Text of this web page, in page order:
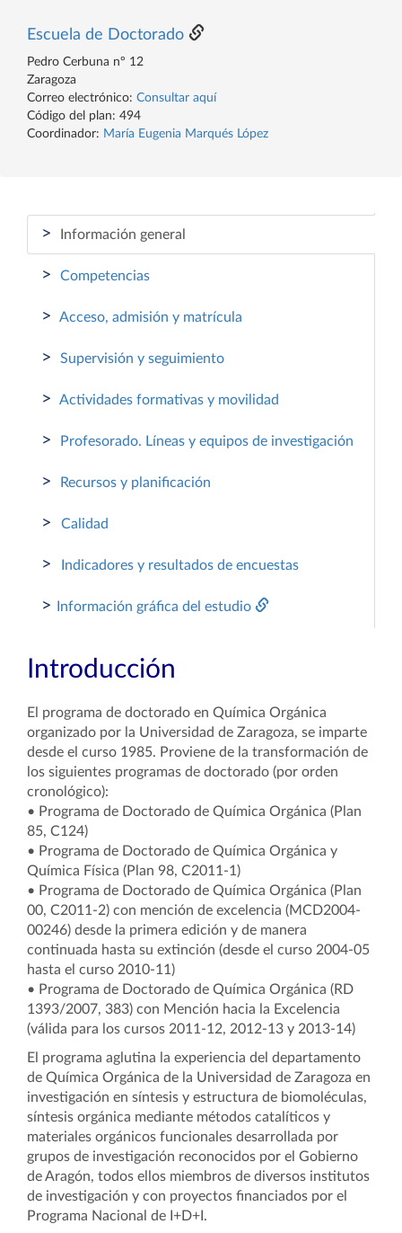
Escuela de Doctorado
Pedro Cerbuna nº 12
Zaragoza
Correo electrónico: Consultar aquí
Código del plan: 494
Coordinador: María Eugenia Marqués López
> Información general
> Competencias
> Acceso, admisión y matrícula
> Supervisión y seguimiento
> Actividades formativas y movilidad
> Profesorado. Líneas y equipos de investigación
> Recursos y planificación
> Calidad
> Indicadores y resultados de encuestas
> Información gráfica del estudio
Introducción
El programa de doctorado en Química Orgánica
organizado por la Universidad de Zaragoza, se imparte
desde el curso 1985. Proviene de la transformación de
los siguientes programas de doctorado (por orden
cronológico):
• Programa de Doctorado de Química Orgánica (Plan
85, C124)
• Programa de Doctorado de Química Orgánica y
Química Física (Plan 98, C2011-1)
• Programa de Doctorado de Química Orgánica (Plan
00, C2011-2) con mención de excelencia (MCD2004-
00246) desde la primera edición y de manera
continuada hasta su extinción (desde el curso 2004-05
hasta el curso 2010-11)
• Programa de Doctorado de Química Orgánica (RD
1393/2007, 383) con Mención hacia la Excelencia
(válida para los cursos 2011-12, 2012-13 y 2013-14)
El programa aglutina la experiencia del departamento
de Química Orgánica de la Universidad de Zaragoza en
investigación en síntesis y estructura de biomoléculas,
síntesis orgánica mediante métodos catalíticos y
materiales orgánicos funcionales desarrollada por
grupos de investigación reconocidos por el Gobierno
de Aragón, todos ellos miembros de diversos institutos
de investigación y con proyectos financiados por el
Programa Nacional de I+D+I.